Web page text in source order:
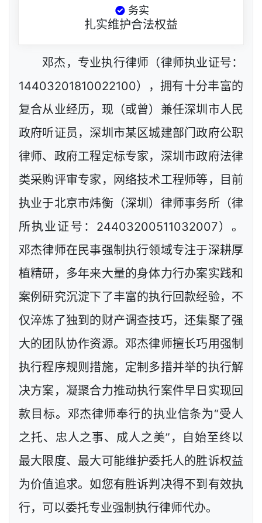
务实
扎实维护合法权益
邓杰，专业执行律师（律师执业证号：
14403201810022100），拥有十分丰富的
复合从业经历，现（或曾）兼任深圳市人民
政府听证员，深圳市某区城建部门政府公职
律师、政府工程定标专家，深圳市政府法律
类采购评审专家，网络技术工程师等，目前
执业于北京市炜衡（深圳）律师事务所（律
所执业证号：24403200511032007）。
邓杰律师在民事强制执行领域专注于深耕厚
植精研，多年来大量的身体力行办案实践和
案例研究沉淀下了丰富的执行回款经验，不
仅淬炼了独到的财产调查技巧，还集聚了强
大的团队协作资源。邓杰律师擅长巧用强制
执行程序规则措施，定制多措并举的执行解
决方案，凝聚合力推动执行案件早日实现回
款目标。邓杰律师奉行的执业信条为“受人
之托、忠人之事、成人之美”，自始至终以
最大限度、最大可能维护委托人的胜诉权益
为价值追求。如您有胜诉判决得不到有效执
行，可以委托专业强制执行律师代办。